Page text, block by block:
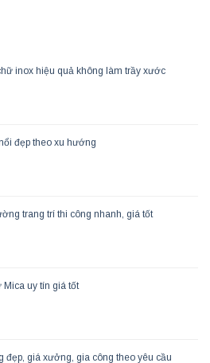
inox hiệu quả không làm trầy xước
đẹp theo xu hướng
trang trí thi công nhanh, giá tốt
uy tín giá tốt
đẹp, giá xưởng, gia công theo yêu cầu